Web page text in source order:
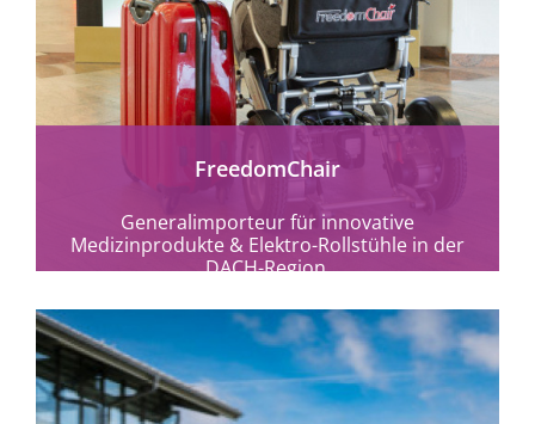
mehr erfahren
FreedomChair
Generalimporteur für innovative
Medizinprodukte & Elektro-Rollstühle in der
DACH-Region.